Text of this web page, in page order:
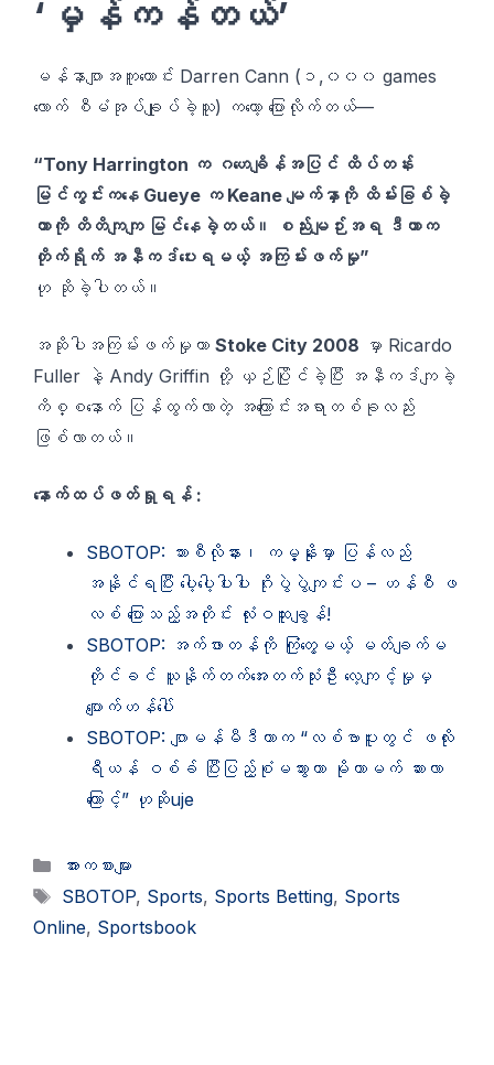
‘မှန်ကန်တယ်’
မန်နာဂျာအကူဟောင်း Darren Cann (၁,၀၀၀ games
လောက် စီမံအုပ်ချုပ်ခဲ့သူ) ကတော့ ပြောလိုက်တယ်—
“Tony Harrington က ဂဟေချိန်အပြင် ထိပ်တန်း
မြင်ကွင်းကနေ Gueye က Keane မျက်နှာကို ထိမ်းခြစ်ခဲ့
တာကို တိတိကျကျ မြင်နေခဲ့တယ်။ စည်းမျဉ်းအရ ဒီဟာက
တိုက်ရိုက် အနီကဒ်ပေးရမယ့် အကြမ်းဖက်မှု”
ဟု ဆိုခဲ့ပါတယ်။
အဆိုပါအကြမ်းဖက်မှုဟာ Stoke City 2008 မှာ Ricardo
Fuller နဲ့ Andy Griffin တို့ ယှဉ်ပြိုင်ခဲ့ပြီး အနီကဒ်ကျခဲ့
ကိစ္စနောက် ပြန်ထွက်လာတဲ့ အကြောင်းအရာတစ်ခုလည်း
ဖြစ်လာတယ်။
နောက်ထပ်ဖတ်ရှုရန် :
SBOTOP: ဘားစီလိုနား၊ ကမ့္နိုးမှာ ပြန်လည်
အနိုင်ရပြီး ပေါ့ပေါ့ပါးပါး ဂိုးပွဲပွဲကျင်းပ – ဟန်စီ ဖ
လစ် ပြောသည့်အတိုင်း လုံးဝထူးချွန်!
SBOTOP: အက်ဖားတန်ကို ကြုံတွေ့မယ့် မတ်ချက်မ
တိုင်ခင် ယူနိုက်တက်အေးတက်သုံးဦး လေ့ကျင့်မှုမှ
ပျောက်ဟန်ပေါ်
SBOTOP: ဂျာမန်မီဒီယာက “လစ်ဗာပူးတွင် ဖလိုး
ရီယန် ဝစ်ခ် ပြီးပြည့်စုံမသွားတာ မိုဟာမက် ဆားလာ
ကြောင့်” ဟုဆိုuje
Categories
အားကစားများ
Tags
SBOTOP, Sports, Sports Betting, Sports
Online, Sportsbook